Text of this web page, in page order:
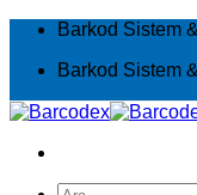
İçeriğeBarkod Sistem
Barkod Sistem